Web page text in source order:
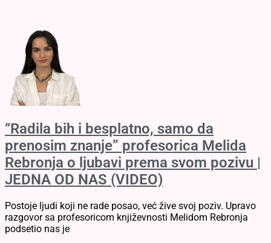
“Radila bih i besplatno, samo da
prenosim znanje” profesorica Melida
Rebronja o ljubavi prema svom pozivu |
JEDNA OD NAS (VIDEO)
Postoje ljudi koji ne rade posao, već žive svoj poziv. Upravo
razgovor sa profesoricom književnosti Melidom Rebronja
podsetio nas je